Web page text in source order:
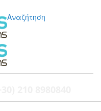
Αναζήτηση